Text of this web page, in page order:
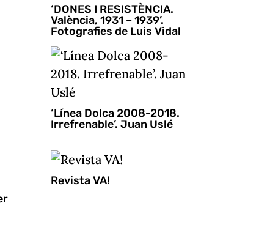
‘DONES I RESISTÈNCIA.
València, 1931 – 1939’.
Fotografies de Luis Vidal
‘Línea Dolca 2008-2018.
Irrefrenable’. Juan Uslé
Revista VA!